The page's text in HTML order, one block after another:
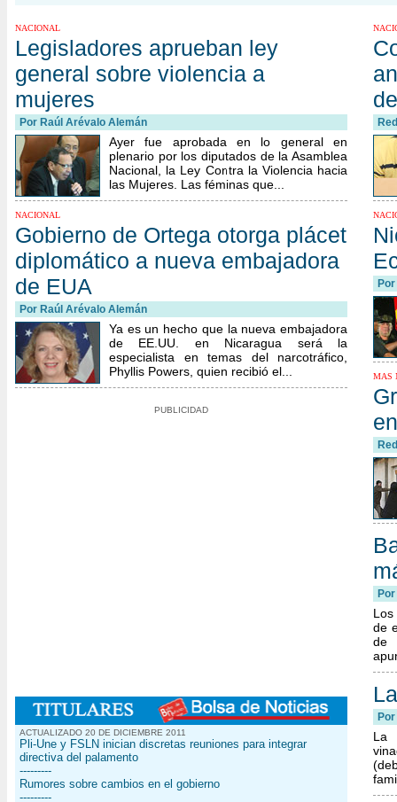
NACIONAL
Legisladores aprueban ley
general sobre violencia a
mujeres
Por Raúl Arévalo Alemán
Ayer fue aprobada en lo general en
plenario por los diputados de la Asamblea
Nacional, la Ley Contra la Violencia hacia
las Mujeres. Las féminas que...
NACIONAL
Gobierno de Ortega otorga plácet
diplomático a nueva embajadora
de EUA
Por Raúl Arévalo Alemán
Ya es un hecho que la nueva embajadora
de EE.UU. en Nicaragua será la
especialista en temas del narcotráfico,
Phyllis Powers, quien recibió el...
PUBLICIDAD
ACTUALIZADO 20 DE DICIEMBRE 2011
Pli-Une y FSLN inician discretas reuniones para integrar
directiva del palamento
---------
Rumores sobre cambios en el gobierno
---------
Por
MAS
de
de
Por
La